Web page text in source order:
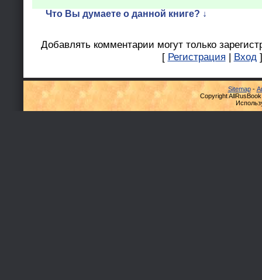
Что Вы думаете о данной книге? ↓
Добавлять комментарии могут только
[ Регистрация | Вход ]
Sitemap-
Copyright